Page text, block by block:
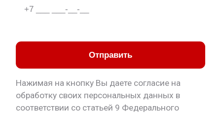
Отправить
Нажимая на кнопку Вы даете согласие на
обработку своих персональных данных в
соответствии со статьей 9 Федерального